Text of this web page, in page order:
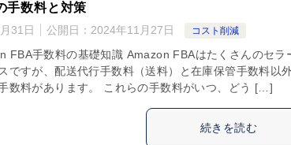
手数料と対策
31日 公開日： 2024年11月27日 コスト削減
FBA手数料の基礎知識 Amazon FBAはたくさんのセラ
ですが、配送代行手数料（送料）と在庫保管手数料以
数料があります。 これらの手数料がいつ、どう […]
続きを読む